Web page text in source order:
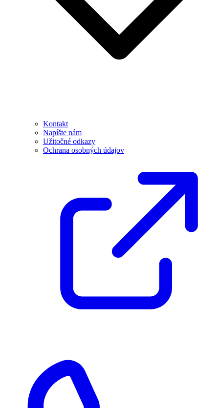
Kontakt
Napíšte nám
Užitočné odkazy
Ochrana osobných údajov